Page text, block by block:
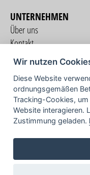
UNTERNEHMEN
Über uns
Kontakt
Nutzungsbedingungen
Datenschutzerklärung
Impressum
Wir nutzen
Diese Website
ordnungsgemäßen
Tracking-Cookies,
Website interagieren.
Zustimmung geladen.